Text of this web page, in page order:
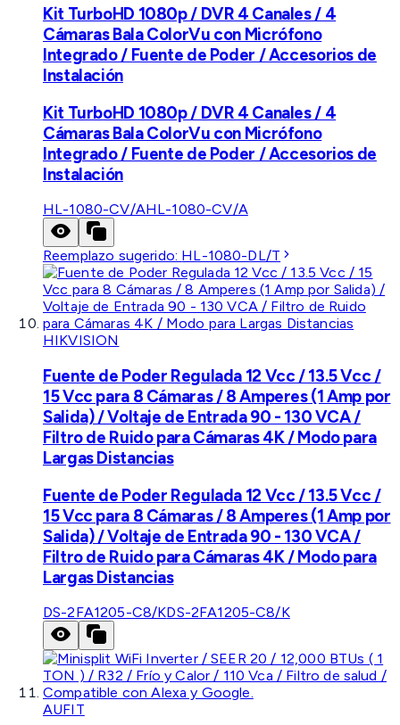
Kit TurboHD 1080p / DVR 4 Canales / 4
Cámaras Bala ColorVu con Micrófono
Integrado / Fuente de Poder / Accesorios de
Instalación
Kit TurboHD 1080p / DVR 4 Canales / 4
Cámaras Bala ColorVu con Micrófono
Integrado / Fuente de Poder / Accesorios de
Instalación
HL-1080-CV/AHL-1080-CV/A
Reemplazo sugerido: HL-1080-DL/T
HIKVISION
Fuente de Poder Regulada 12 Vcc / 13.5 Vcc /
15 Vcc para 8 Cámaras / 8 Amperes (1 Amp por
Salida) / Voltaje de Entrada 90 - 130 VCA /
Filtro de Ruido para Cámaras 4K / Modo para
Largas Distancias
Fuente de Poder Regulada 12 Vcc / 13.5 Vcc /
15 Vcc para 8 Cámaras / 8 Amperes (1 Amp por
Salida) / Voltaje de Entrada 90 - 130 VCA /
Filtro de Ruido para Cámaras 4K / Modo para
Largas Distancias
DS-2FA1205-C8/KDS-2FA1205-C8/K
AUFIT